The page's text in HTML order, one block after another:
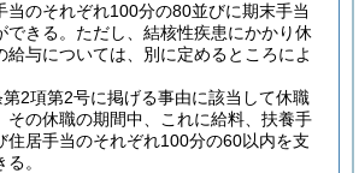
当のそれぞれ100分の80並びに期末手当
きる。 ただし、結核性疾患にかかり休
給与については、別に定めるところによ
2項第2号に掲げる事由に該当して休職
その休職の期間中、これに給料、扶養手
住居手当のそれぞれ100分の60以内を支
。